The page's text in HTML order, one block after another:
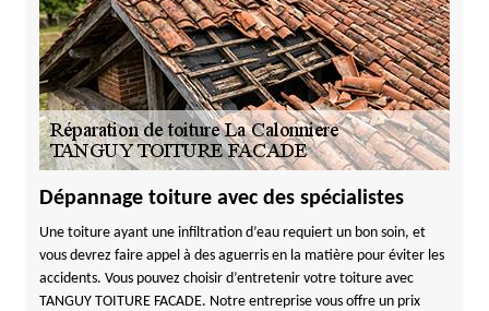
Dépannage toiture avec des spécialistes
Une toiture ayant une infiltration d’eau requiert un bon soin, et
vous devrez faire appel à des aguerris en la matière pour éviter les
accidents. Vous pouvez choisir d’entretenir votre toiture avec
TANGUY TOITURE FACADE. Notre entreprise vous offre un prix